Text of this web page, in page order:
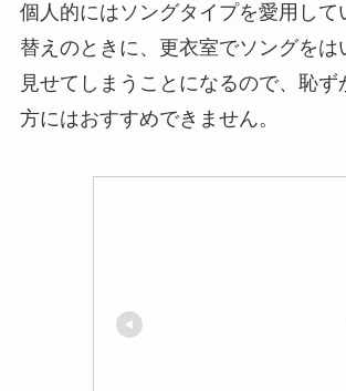
個人的にはソングタイプを愛用して
替えのときに、更衣室でソングをは
見せてしまうことになるので、恥ず
方にはおすすめできません。